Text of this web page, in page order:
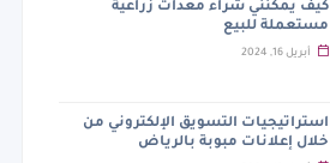
كيف يمكنني شراء معدات زراعية
مستعملة للبيع
أبريل 16, 2024
استراتيجيات التسويق الإلكتروني من
خلال إعلانات مبوبة بالرياض